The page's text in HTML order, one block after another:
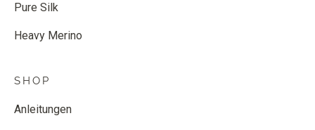
Pure Silk
Heavy Merino
SHOP
Anleitungen